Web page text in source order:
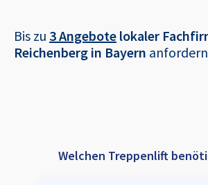
Bis zu 3 Angebote lokaler
Reichenberg in Bayern anfordern
Welchen Treppenlift